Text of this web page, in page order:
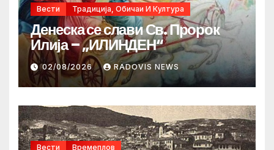
Вести Традиција, Обичаи И Култура
Денеска се слави Св. Пророк
Илија – „ИЛИНДЕН“
02/08/2026 RADOVIS NEWS
Вести Времеплов